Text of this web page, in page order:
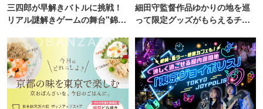
三四郎が早解きバトルに挑戦！
リアル謎解きゲームの舞台"錦糸
細田守監督作品ゆかりの地を巡
って限定グッズがもらえるチャ